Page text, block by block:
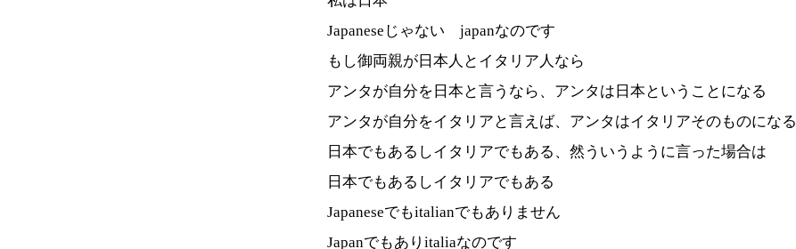
Japaneseじゃない japanなのです
もし御両親が日本人とイタリア人なら
アンタが自分を日本と言うなら、アンタは日本ということになる
アンタが自分をイタリアと言えば、アンタはイタリアそのものになる
日本でもあるしイタリアでもある、然ういうように言った場合は
日本でもあるしイタリアでもある
Japaneseでもitalianでもありません
Japanでもありitaliaなのです